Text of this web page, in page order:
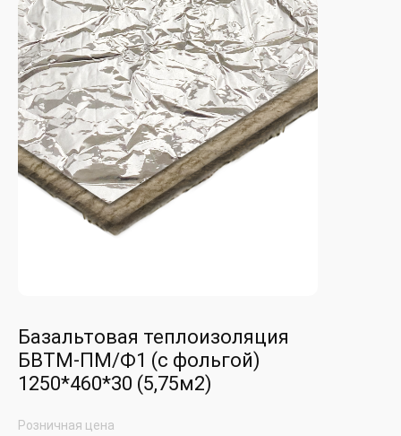
Базальтовая теплоизоляция
БВТМ-ПМ/Ф1 (с фольгой)
1250*460*30 (5,75м2)
Розничная цена